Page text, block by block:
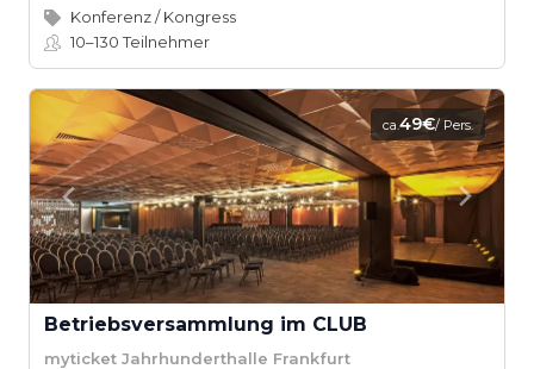
Konferenz / Kongress
10–130Teilnehmer
ca.49€/ Pers.
Betriebsversammlung im CLUB
myticket Jahrhunderthalle Frankfurt